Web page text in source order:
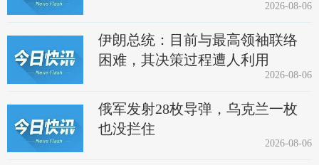
2026-08-06
伊朗总统：目前与最高领袖联络
困难，其决策过程遭人利用
2026-08-06
俄军发射28枚导弹，乌克兰一枚
也没拦住
2026-08-06